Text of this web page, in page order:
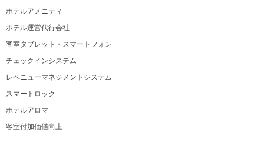
ホテルアメニティ
ホテル運営代行会社
客室タブレット・スマートフォン
チェックインシステム
レベニューマネジメントシステム
スマートロック
ホテルアロマ
客室付加価値向上